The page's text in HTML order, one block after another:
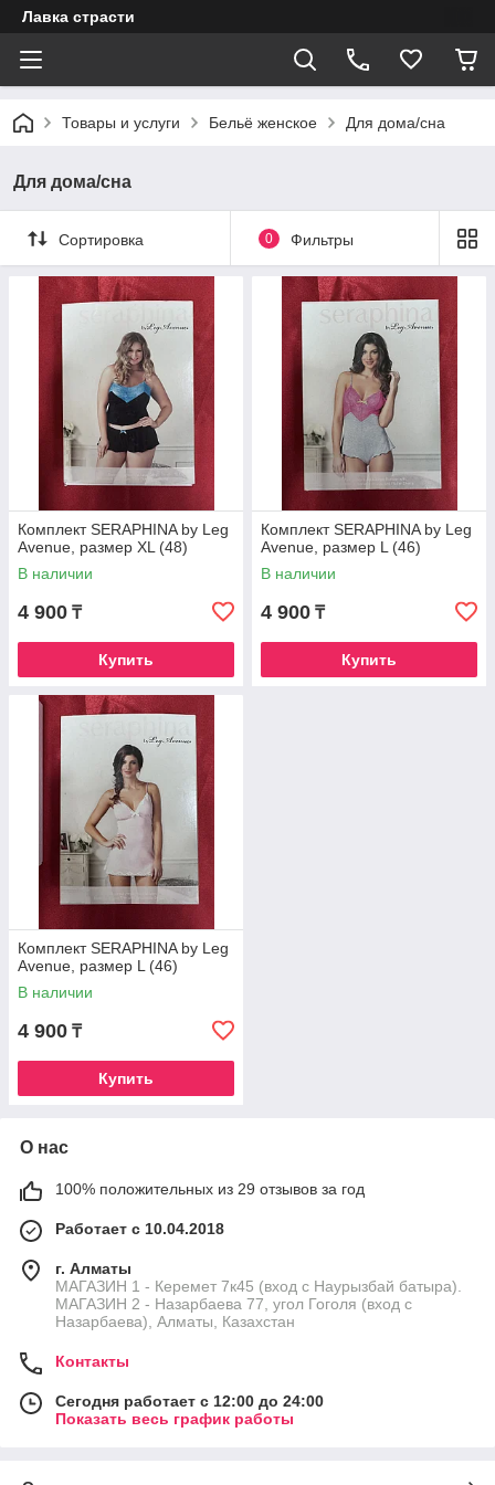
Лавка страсти
Товары и услуги Бельё женское Для дома/сна
Для дома/сна
Сортировка 0 Фильтры
Комплект SERAPHINA by Leg
Avenue, размер XL (48)
В наличии
4 900 ₸
Купить
Комплект SERAPHINA by Leg
Avenue, размер L (46)
В наличии
4 900 ₸
Купить
Комплект SERAPHINA by Leg
Avenue, размер L (46)
В наличии
4 900 ₸
Купить
О нас
100% положительных из 29 отзывов за год
Работает с 10.04.2018
г. Алматы
МАГАЗИН 1 - Керемет 7к45 (вход с Наурызбай батыра).
МАГАЗИН 2 - Назарбаева 77, угол Гоголя (вход с
Назарбаева), Алматы, Казахстан
Контакты
Сегодня работает с 12:00 до 24:00
Показать весь график работы